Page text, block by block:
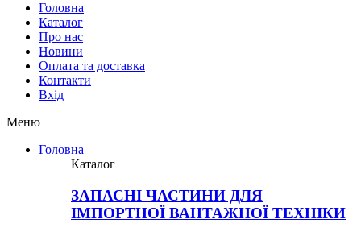
Головна
Каталог
Про нас
Новини
Оплата та доставка
Контакти
Вхiд
Меню
Головна
Каталог
ЗАПАСНІ ЧАСТИНИ ДЛЯ
ІМПОРТНОЇ ВАНТАЖНОЇ ТЕХНІКИ